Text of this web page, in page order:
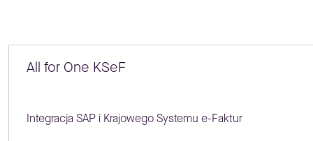
All for One KSeF
Integracja SAP i Krajowego Systemu e-Faktur